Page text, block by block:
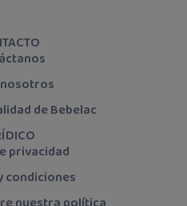
de Bebelac
privacidad
condiciones